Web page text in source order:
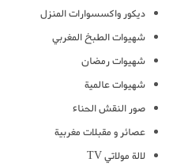
ديكور واكسسوارات المنزل
شهيوات الطبخ المغربي
شهيوات رمضان
شهيوات عالمية
صور النقش الحناء
عصائر و مقبلات مغربية
لالة مولاتي TV